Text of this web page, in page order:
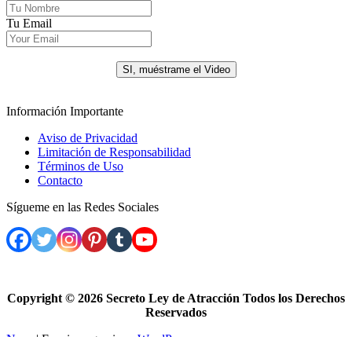
Tu Email
SI, muéstrame el Video
Información Importante
Aviso de Privacidad
Limitación de Responsabilidad
Términos de Uso
Contacto
Sígueme en las Redes Sociales
Copyright © 2026 Secreto Ley de Atracción Todos los Derechos
Reservados